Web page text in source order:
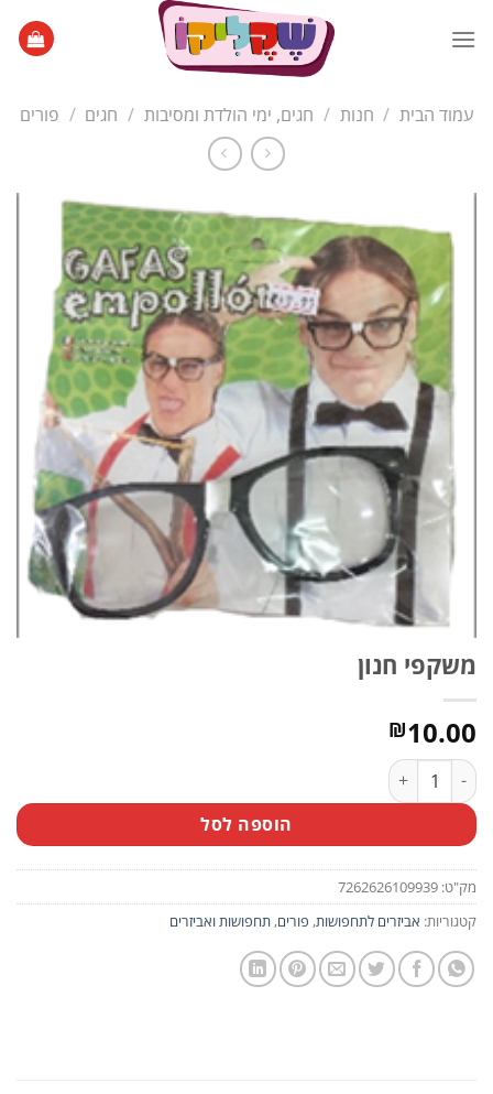
עמוד הבית / חנות / חגים, ימי הולדת ומסיבות / חגים / פורים
משקפי חנון
₪10.00
כמות של משקפי חנון
הוספה לסל
מק"ט: 7262626109939
קטגוריות: אביזרים לתחפושות, פורים, תחפושות ואביזרים